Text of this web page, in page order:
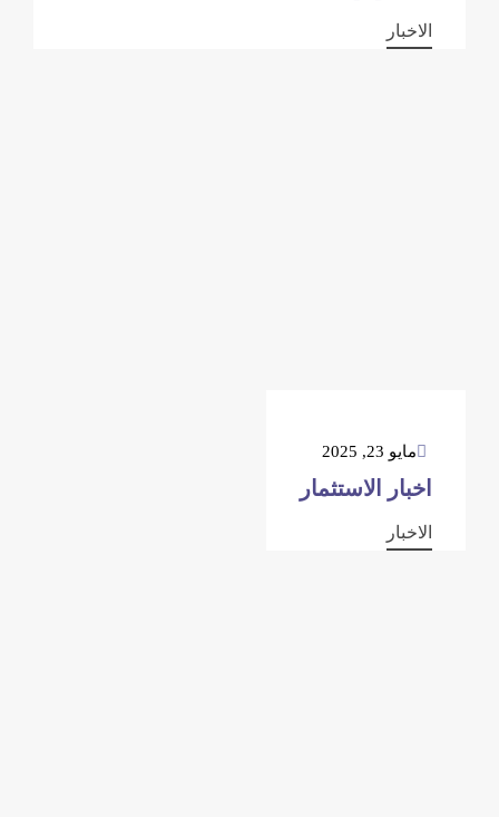
الاخبار
مايو 23, 2025
اخبار الاستثمار
الاخبار